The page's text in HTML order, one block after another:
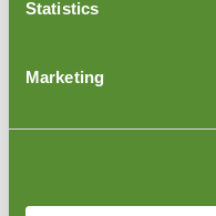
Statistics
Marketing